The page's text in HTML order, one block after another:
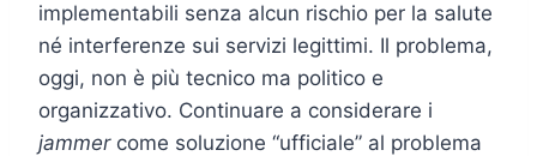
implementabili senza alcun rischio per la salute
né interferenze sui servizi legittimi. Il problema,
oggi, non è più tecnico ma politico e
organizzativo. Continuare a considerare i
jammercome soluzione “ufficiale” al problema